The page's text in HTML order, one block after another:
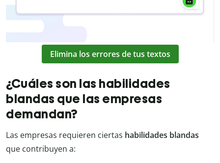
Elimina los errores de tus textos
¿Cuáles son las habilidades
blandas que las empresas
demandan?
Las empresas requieren ciertas habilidades blandas
que contribuyen a: